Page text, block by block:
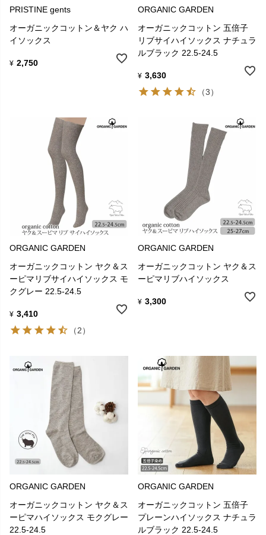
PRISTINE gents
オーガニックコットン＆ヤク ハ
イソックス
¥ 2,750
ORGANIC GARDEN
オーガニックコットン 五倍子
リブサイハイソックス ナチュラ
ルブラック 22.5-24.5
¥ 3,630
（3）
ORGANIC GARDEN
オーガニックコットン ヤク＆ス
ーピマリブサイハイソックス モ
クグレー 22.5-24.5
¥ 3,410
（2）
ORGANIC GARDEN
オーガニックコットン ヤク＆ス
ーピマリブハイソックス
¥ 3,300
ORGANIC GARDEN
オーガニックコットン ヤク＆ス
ーピマハイソックス モクグレー
22.5-24.5
ORGANIC GARDEN
オーガニックコットン 五倍子
プレーンハイソックス ナチュラ
ルブラック 22.5-24.5